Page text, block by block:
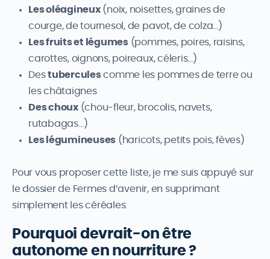
Les oléagineux(noix, noisettes, graines de
courge, de tournesol, de pavot, de colza…)
Les fruits et légumes(pommes, poires, raisins,
carottes, oignons, poireaux, céleris…)
Destuberculescomme les pommes de terre ou
les châtaignes
Des choux(chou-fleur, brocolis, navets,
rutabagas…)
Les légumineuses (haricots, petits pois, fèves)
Pour vous proposer cette liste, je me suis appuyé sur
le dossier de Fermes d’avenir, en supprimant
simplement les céréales.
Pourquoi devrait-on être
autonome en nourriture ?